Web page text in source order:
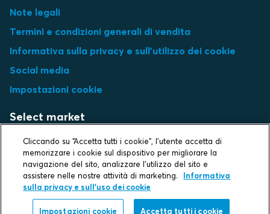
Note legali
Termini e condizioni generali di vendita
Informativa sulla privacy e sull'utilizzo dei cookie
Social media
Impostazioni cookie
Select market
Choose local site
Protecting life and assets
Cliccando su “Accetta tutti i cookie”, l'utente accetta di
memorizzare i cookie sul dispositivo per migliorare la
navigazione del sito, analizzare l'utilizzo del sito e
assistere nelle nostre attività di marketing.
Informativa
sulla privacy e sull'uso dei cookie
Impostazioni cookie Accetta tutti i cookie